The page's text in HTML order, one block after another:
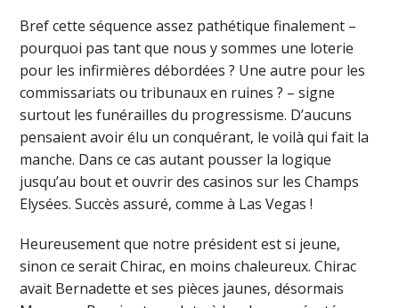
Bref cette séquence assez pathétique finalement –
pourquoi pas tant que nous y sommes une loterie
pour les infirmières débordées ? Une autre pour les
commissariats ou tribunaux en ruines ? – signe
surtout les funérailles du progressisme. D’aucuns
pensaient avoir élu un conquérant, le voilà qui fait la
manche. Dans ce cas autant pousser la logique
jusqu’au bout et ouvrir des casinos sur les Champs
Elysées. Succès assuré, comme à Las Vegas !
Heureusement que notre président est si jeune,
sinon ce serait Chirac, en moins chaleureux. Chirac
avait Bernadette et ses pièces jaunes, désormais